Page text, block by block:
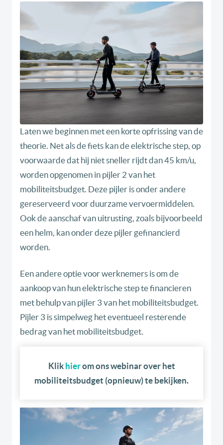
Laten we beginnen met een korte opfrissing van de
theorie. Net als de fiets kan de elektrische step, op
voorwaarde dat hij niet sneller rijdt dan 45 km/u,
worden opgenomen in pijler 2 van het
mobiliteitsbudget. Deze pijler is onder andere
gereserveerd voor duurzame vervoermiddelen.
Ook de aanschaf van uitrusting, zoals bijvoorbeeld
een helm, kan onder deze pijler gefinancierd
worden.
Een andere optie voor werknemers is om de
aankoop van hun elektrische step te financieren
met behulp van pijler 3 van het mobiliteitsbudget.
Pijler 3 is simpelweg het eventueel resterende
bedrag van het mobiliteitsbudget.
Klik hierom ons webinar over het
mobiliteitsbudget (opnieuw) te bekijken.